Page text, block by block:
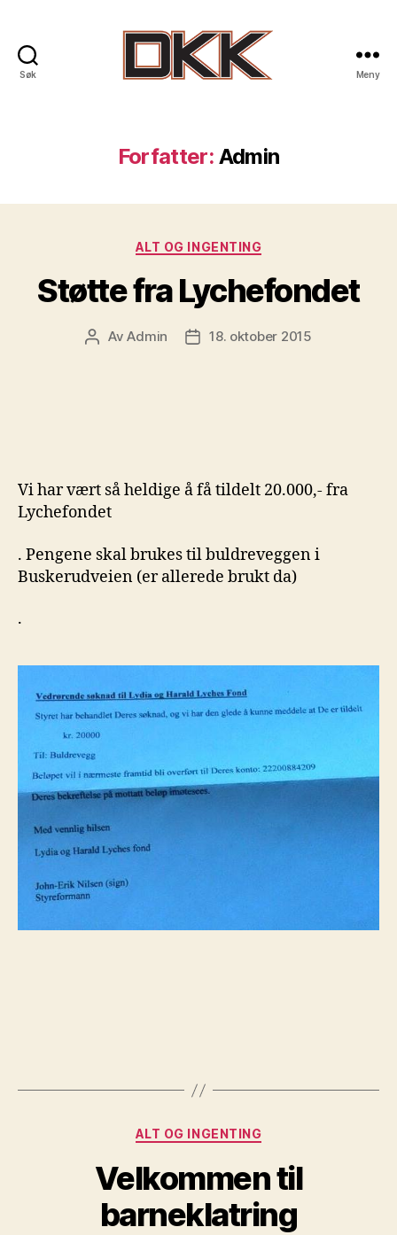
Søk
Klatreklubb
Meny
Forfatter: Admin
Kategorier
ALT OG INGENTING
Støtte fra Lychefondet
Innleggsforfatter
AvAdmin Publiseringsdato
18. oktober 2015
Vi har vært så heldige å få tildelt 20.000,- fra
Lychefondet
. Pengene skal brukes til buldreveggen i
Buskerudveien (er allerede brukt da)
.
Kategorier
ALT OG INGENTING
Velkommen til
barneklatring